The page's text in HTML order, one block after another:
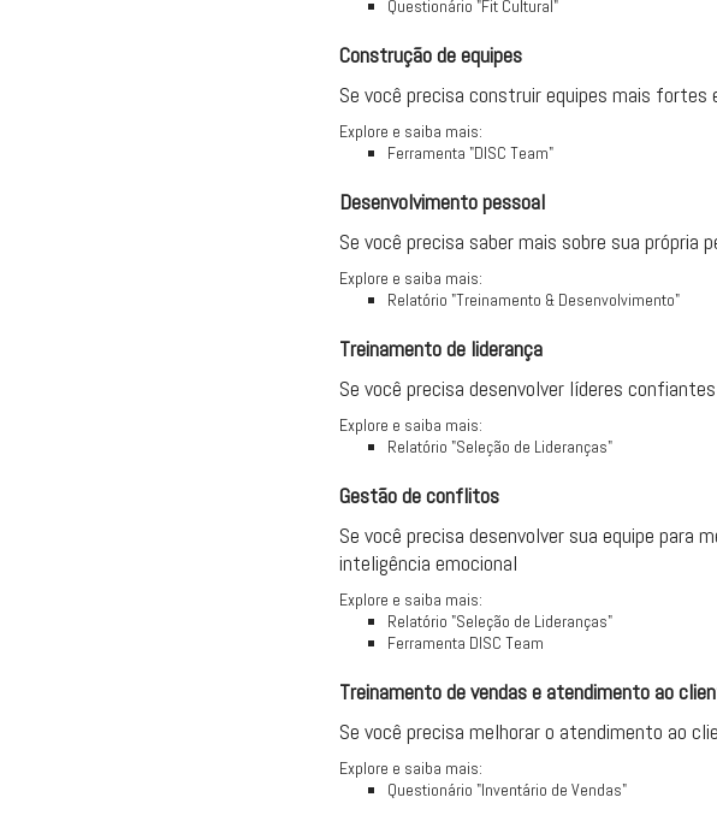
Questionário "Fit Cultural"
Construção de equipes
Se você precisa construir equipes mais
Explore e saiba mais:
Ferramenta "DISC Team"
Desenvolvimento pessoal
Se você precisa saber mais sobre sua própria
Explore e saiba mais:
Relatório "Treinamento & Desenvolvimento"
Treinamento de liderança
Se você precisa desenvolver líderes
Explore e saiba mais:
Relatório "Seleção de Lideranças"
Gestão de conflitos
Se você precisa desenvolver sua equipe para
inteligência emocional
Explore e saiba mais:
Relatório "Seleção de Lideranças"
Ferramenta DISC Team
Treinamento de vendas e atendimento ao
Se você precisa melhorar o atendimento ao
Explore e saiba mais:
Questionário "Inventário de Vendas"